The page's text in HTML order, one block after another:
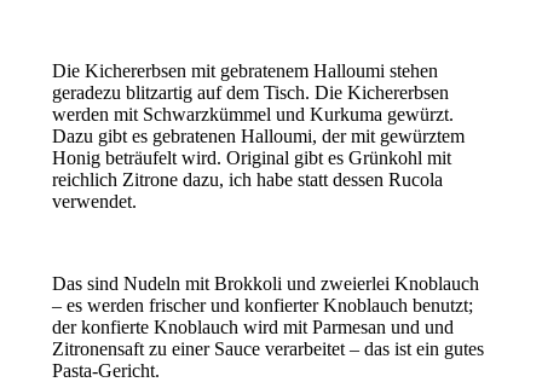
Die Kichererbsen mit gebratenem Halloumi stehen
geradezu blitzartig auf dem Tisch. Die Kichererbsen
werden mit Schwarzkümmel und Kurkuma gewürzt.
Dazu gibt es gebratenen Halloumi, der mit gewürztem
Honig beträufelt wird. Original gibt es Grünkohl mit
reichlich Zitrone dazu, ich habe statt dessen Rucola
verwendet.
Das sind Nudeln mit Brokkoli und zweierlei Knoblauch
– es werden frischer und konfierter Knoblauch benutzt;
der konfierte Knoblauch wird mit Parmesan und und
Zitronensaft zu einer Sauce verarbeitet – das ist ein gutes
Pasta-Gericht.